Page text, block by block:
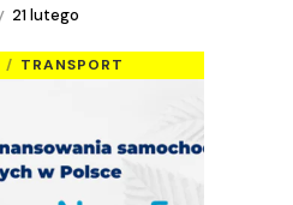
21 lutego
TRANSPORT